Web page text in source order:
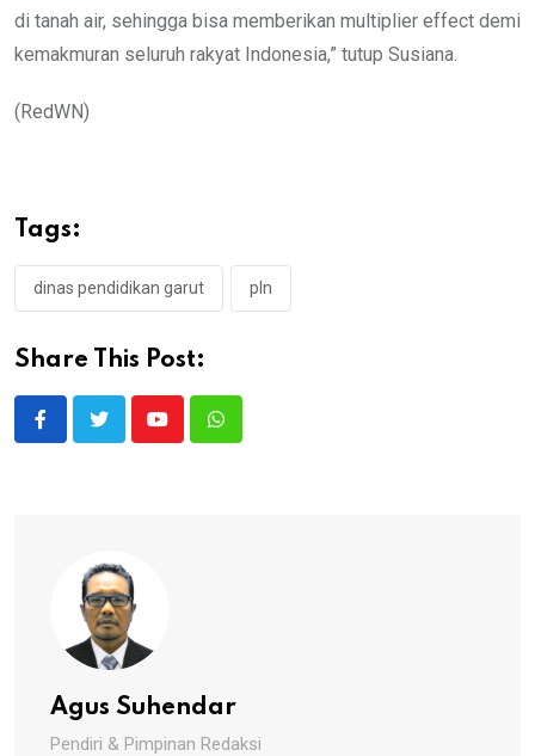
di tanah air, sehingga bisa memberikan multiplier effect demi
kemakmuran seluruh rakyat Indonesia,” tutup Susiana.
(RedWN)
Tags:
dinas pendidikan garut pln
Share This Post:
YoutubeWhatsapp
Agus Suhendar
Pendiri & Pimpinan Redaksi